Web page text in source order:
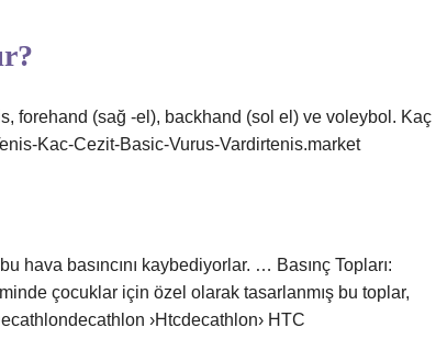
forehand (sağ -el), backhand (sol el) ve voleybol. Kaç
Kac-Cezit-Basic-Vurus-Vardirtenis.market
hava basıncını kaybediyorlar. … Basınç Topları:
çocuklar için özel olarak tasarlanmış bu toplar,
›Htcdecathlon› HTC